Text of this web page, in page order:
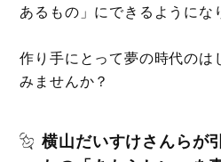
あるもの」にできるようにな
作り手にとって夢の時代のは
みませんか？
横山だいすけさんら